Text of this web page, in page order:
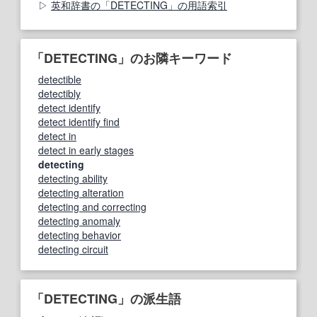
英和辞書の「DETECTING」の用語索引
「DETECTING」のお隣キーワード
detectible
detectibly
detect identify
detect identify find
detect in
detect in early stages
detecting
detecting ability
detecting alteration
detecting and correcting
detecting anomaly
detecting behavior
detecting circuit
「DETECTING」の派生語